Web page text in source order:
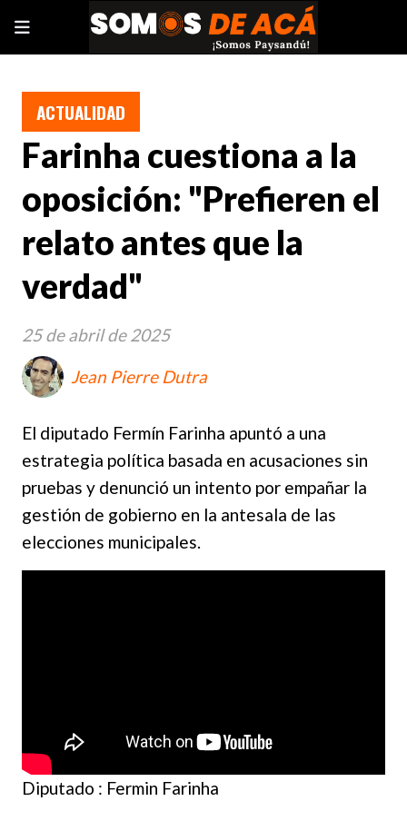
Farinha cuestiona a la
oposición: "Prefieren el
relato antes que la
verdad"
El diputado Fermín Farinha apuntó a una
estrategia política basada en acusaciones sin
pruebas y denunció un intento por empañar la
gestión de gobierno en la antesala de las
elecciones municipales.
ACTUALIDAD
25 de abril de 2025
Jean Pierre Dutra
Diputado : Fermin Farinha